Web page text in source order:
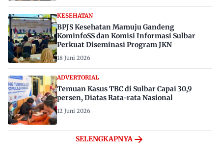
KESEHATAN
BPJS Kesehatan Mamuju Gandeng
KominfoSS dan Komisi Informasi Sulbar
Perkuat Diseminasi Program JKN
18 Juni 2026
ADVERTORIAL
Temuan Kasus TBC di Sulbar Capai 30,9
persen, Diatas Rata-rata Nasional
12 Juni 2026
SELENGKAPNYA